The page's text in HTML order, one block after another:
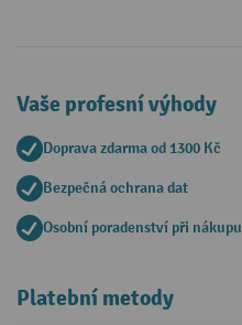
Vaše profesní výhody
Doprava zdarma od 1300 Kč
Bezpečná ochrana dat
Osobní poradenství při nákupu
Platební metody